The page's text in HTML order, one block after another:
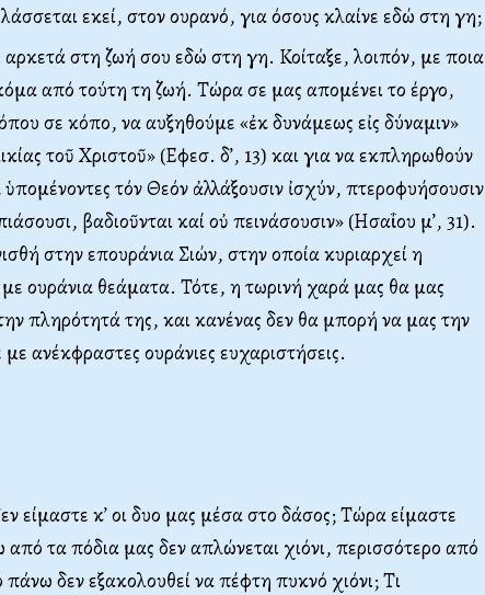
εκεί, στον ουρανό, για όσους κλαίνε εδώ στη γη;
αρκετά στη ζωή σου εδώ στη γη. Κοίταξε, λοιπόν, με ποια
από τούτη τη ζωή. Τώρα σε μας απομένει το έργο,
σε κόπο, να αυξηθούμε «ἐκ δυνάμεως εἰς δύναμιν»
τοῦ Χριστοῦ» (Εφεσ. δ’, 13) και για να εκπληρωθούν
τόν Θεόν ἀλλάξουσιν ἰσχύν, πτεροφυήσουσιν
βαδιοῦνται καί οὐ πεινάσουσιν» (Ησαΐου μ’, 31).
στην επουράνια Σιών, στην οποία κυριαρχεί η
ουράνια θεάματα. Τότε, η τωρινή χαρά μας θα μας
πληρότητά της, και κανένας δεν θα μπορή να μας την
ανέκφραστες ουράνιες ευχαριστήσεις.
είμαστε κ’ οι δυο μας μέσα στο δάσος; Τώρα είμαστε
τα πόδια μας δεν απλώνεται χιόνι, περισσότερο από
δεν εξακολουθεί να πέφτη πυκνό χιόνι; Τι